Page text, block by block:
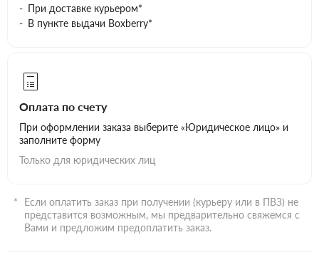
При доставке курьером*
В пункте выдачи Boxberry*
Оплата по счету
При оформлении заказа выберите «Юридическое лицо» и
заполните форму
Только для юридических лиц
Если оплатить заказ при получении (курьеру или в ПВЗ) не
представится возможным, мы предварительно свяжемся с
Вами и предложим предоплатить заказ.